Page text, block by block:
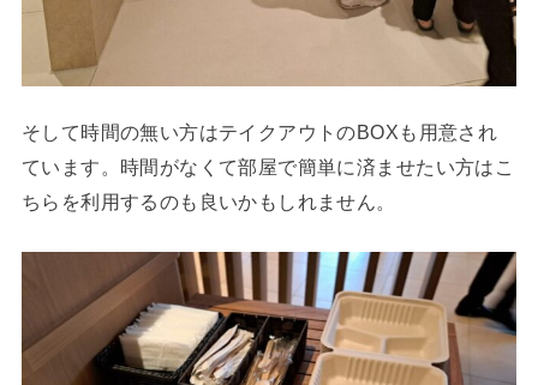
そして時間の無い方はテイクアウトのBOXも用意され
ています。時間がなくて部屋で簡単に済ませたい方はこ
ちらを利用するのも良いかもしれません。